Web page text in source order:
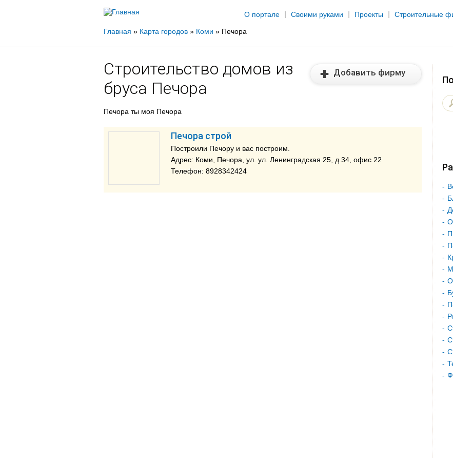
О портале
Своими руками Проекты Строительные
Вы
здесь
Главная » Карта городов » Коми » Печора
Строительство домов из
бруса Печора
Добавить фирму
Печора ты моя Печора
Печора строй
Построили Печору и вас построим.
Адрес: Коми, Печора, ул. ул. Ленинградская 25, д.34, офис 22
Телефон: 8928342424